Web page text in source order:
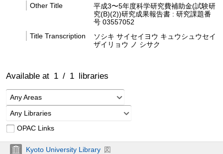
Other Title
平成3〜5年度科学研究費補助金(試験研
究(B)(2))研究成果報告書 : 研究課題番
号 03557052
Title Transcription
ソシキ サイセイヨウ キュウシュウセイ
ザイリョウ ノ シサク
Available at 1 / 1 libraries
Any Areas
Any Libraries
OPAC Links
Kyoto University Library 図